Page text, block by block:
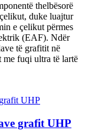
thelbësorë
duke luajtur
e çelikut përmes
(EAF). Ndër
të grafitit në
fuqi ultra të lartë
grafit UHP